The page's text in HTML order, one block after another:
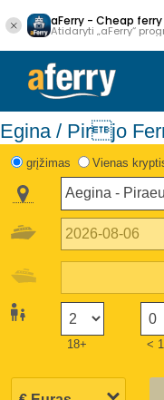
aFerry - Cheap
Atidaryti „aFerry“
Egina / Pirjo
grįžimas Vienas
18+ <